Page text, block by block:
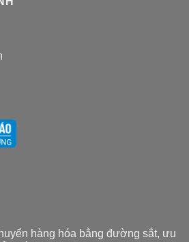
hàng hóa bằng đường sắt, ưu